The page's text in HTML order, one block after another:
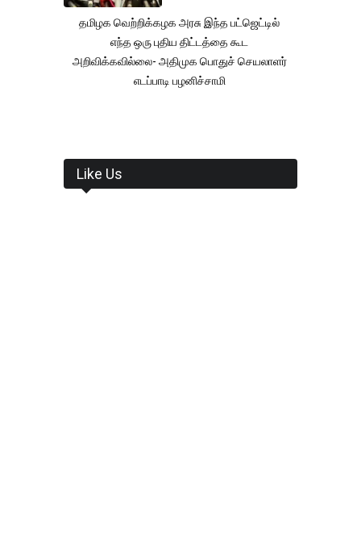
தமிழக வெற்றிக்கழக அரசு இந்த பட்ஜெட்டில்
எந்த ஒரு புதிய திட்டத்தை கூட
அறிவிக்கவில்லை- அதிமுக பொதுச் செயலாளர்
எடப்பாடி பழனிச்சாமி
Like Us